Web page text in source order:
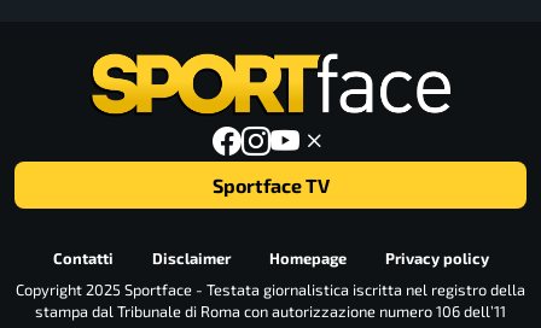
Sportface TV
Contatti Disclaimer Homepage
Privacy policy
Copyright 2025 Sportface - Testata giornalistica iscritta nel registro della
stampa dal Tribunale di Roma con autorizzazione numero 106 dell’11